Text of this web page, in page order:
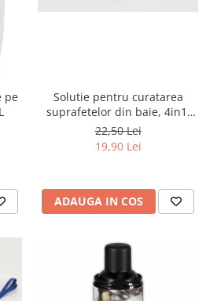
pe
Solutie pentru curatarea
suprafetelor din baie, 4in1,
750ml
22,50 Lei
19,90 Lei
ADAUGA IN COS